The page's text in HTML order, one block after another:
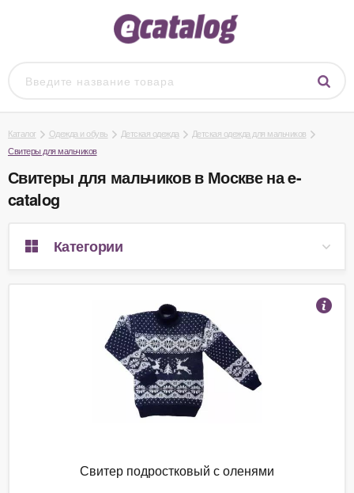
Каталог Одежда и обувь Детская одежда
Детская одежда для мальчиков
Свитеры для мальчиков
Свитеры для мальчиков в Москве на e-
catalog
Категории
Свитер подростковый с оленями